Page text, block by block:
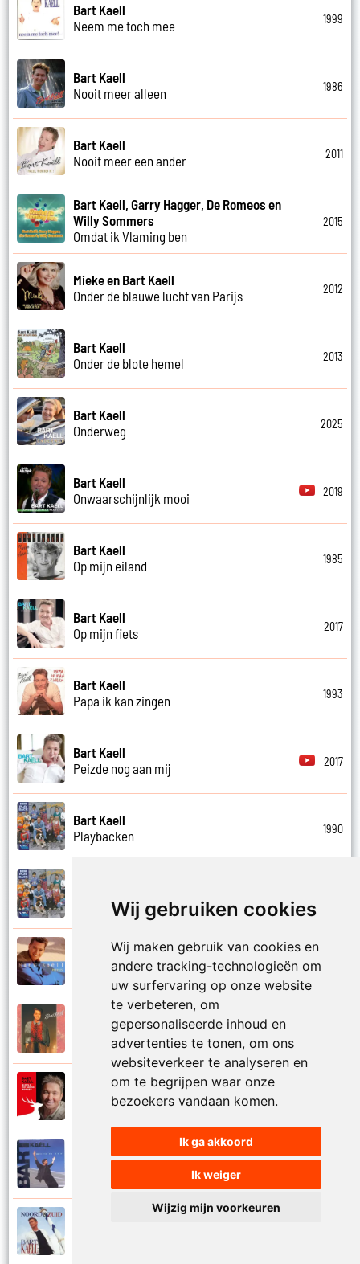
Wij gebruiken cookies
Wij maken gebruik van cookies en
andere tracking-technologieën om
uw surfervaring op onze website
te verbeteren, om
gepersonaliseerde inhoud en
advertenties te tonen, om ons
websiteverkeer te analyseren en
om te begrijpen waar onze
bezoekers vandaan komen.
Ik ga akkoord
Ik weiger
Wijzig mijn voorkeuren
Bart Kaell
Neem me toch mee
1999
Bart Kaell
Nooit meer alleen
1986
Bart Kaell
Nooit meer een ander
2011
Bart Kaell, Garry Hagger, De Romeos en
Willy Sommers
Omdat ik Vlaming ben
2015
Mieke en Bart Kaell
Onder de blauwe lucht van Parijs
2012
Bart Kaell
Onder de blote hemel
2013
Bart Kaell
Onderweg
2025
Bart Kaell
Onwaarschijnlijk mooi
2019
Bart Kaell
Op mijn eiland
1985
Bart Kaell
Op mijn fiets
2017
Bart Kaell
Papa ik kan zingen
1993
Bart Kaell
Peizde nog aan mij
2017
Bart Kaell
Playbacken
1990
Popidool
Bart Kaell
Prinses
Bart Kaell
Bart Kaell
Rudolf het gekke rendier
Bart Kaell